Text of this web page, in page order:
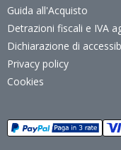
Guida all'Acquisto
Detrazioni fiscali e IVA
Dichiarazione di
Privacy policy
Cookies